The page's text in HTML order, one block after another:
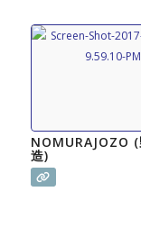
NOMURAJOZO
造)